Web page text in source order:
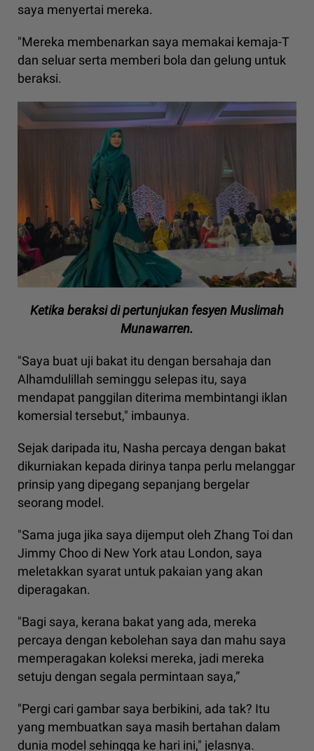
saya menyertai mereka.
"Mereka membenarkan saya memakai kemaja-T
dan seluar serta memberi bola dan gelung untuk
beraksi.
Ketika beraksi di pertunjukan fesyen Muslimah
Munawarren.
"Saya buat uji bakat itu dengan bersahaja dan
Alhamdulillah seminggu selepas itu, saya
mendapat panggilan diterima membintangi iklan
komersial tersebut," imbaunya.
Sejak daripada itu, Nasha percaya dengan bakat
dikurniakan kepada dirinya tanpa perlu melanggar
prinsip yang dipegang sepanjang bergelar
seorang model.
"Sama juga jika saya dijemput oleh Zhang Toi dan
Jimmy Choo di New York atau London, saya
meletakkan syarat untuk pakaian yang akan
diperagakan.
"Bagi saya, kerana bakat yang ada, mereka
percaya dengan kebolehan saya dan mahu saya
memperagakan koleksi mereka, jadi mereka
setuju dengan segala permintaan saya,”
"Pergi cari gambar saya berbikini, ada tak? Itu
yang membuatkan saya masih bertahan dalam
dunia model sehingga ke hari ini," jelasnya.